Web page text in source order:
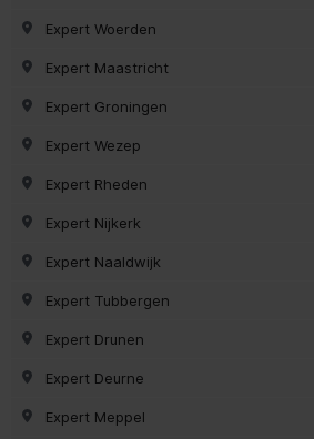
Expert Woerden
Expert Maastricht
Expert Groningen
Expert Wezep
Expert Rheden
Expert Nijkerk
Expert Naaldwijk
Expert Tubbergen
Expert Drunen
Expert Deurne
Expert Meppel